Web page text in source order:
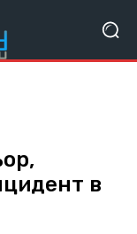
в